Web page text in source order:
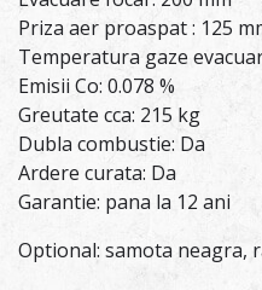
Priza aer proaspat : 125
Temperatura gaze
Emisii Co: 0.078 %
Greutate cca: 215 kg
Dubla combustie: Da
Ardere curata: Da
Garantie: pana la 12 ani
Optional: samota neagra,